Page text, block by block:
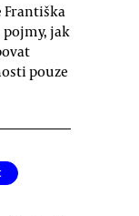
Františka
pojmy, jak
pouze